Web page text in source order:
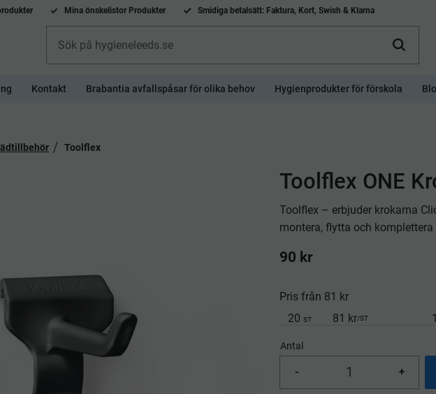
Mina önskelistor Produkter Smidiga betalsätt: Faktura, Kort, Swish & Klarna
Kontakt Brabantia avfallspåsar för olika behov Hygienprodukter för förskola
Toolflex
Toolflex ONE
Toolflex – erbjuder krokarna
montera, flytta och
90 kr
Pris från 81 kr
20 ST 81 kr/ST
Antal
+
-